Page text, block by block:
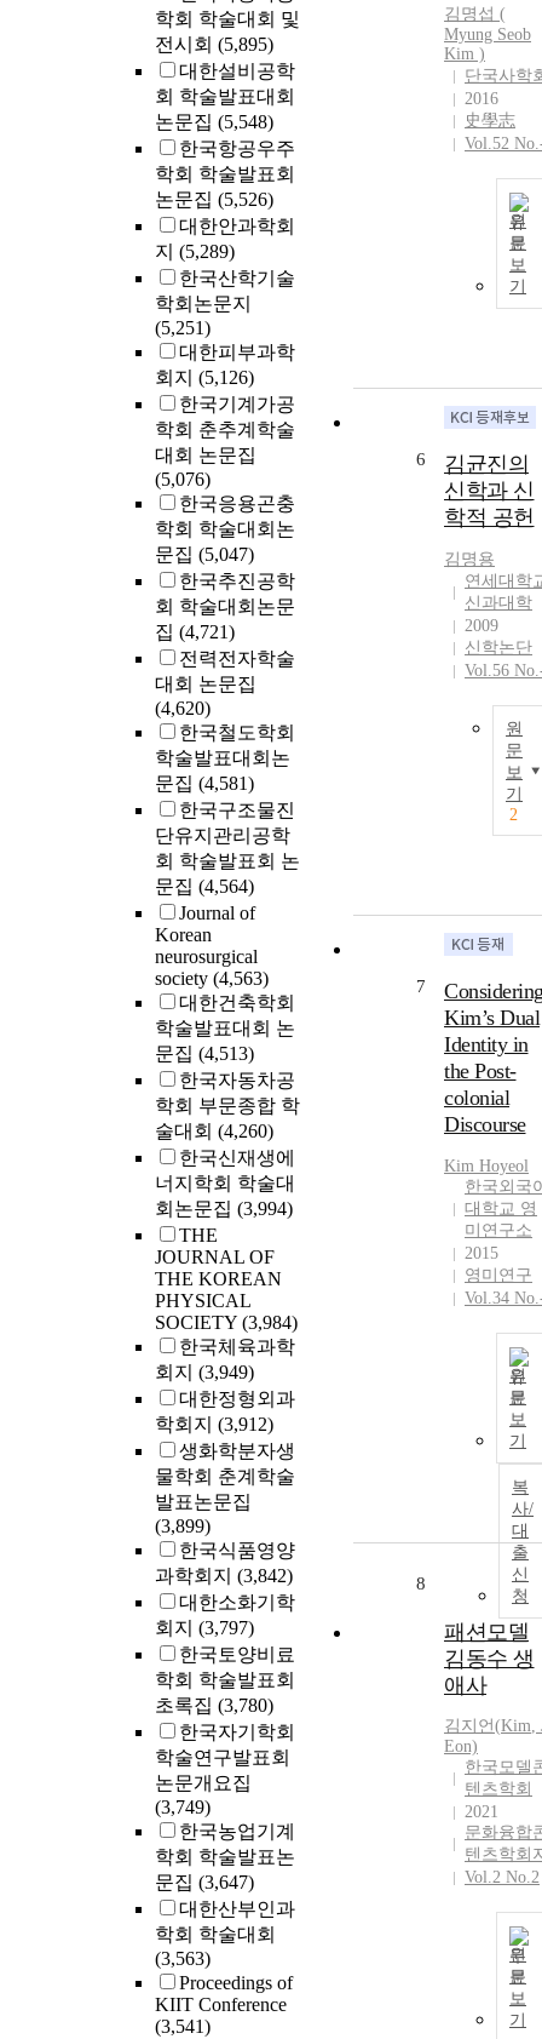
학회 학술대회 및
전시회 (5,895)
대한설비공학
회 학술발표대회
논문집 (5,548)
한국항공우주
학회 학술발표회
논문집 (5,526)
대한안과학회
지 (5,289)
한국산학기술
학회논문지
(5,251)
대한피부과학
회지 (5,126)
한국기계가공
학회 춘추계학술
대회 논문집
(5,076)
한국응용곤충
학회 학술대회논
문집 (5,047)
한국추진공학
회 학술대회논문
집 (4,721)
전력전자학술
대회 논문집
(4,620)
한국철도학회
학술발표대회논
문집 (4,581)
한국구조물진
단유지관리공학
회 학술발표회 논
문집 (4,564)
Journal of
Korean
neurosurgical
society (4,563)
대한건축학회
학술발표대회 논
문집 (4,513)
한국자동차공
학회 부문종합 학
술대회 (4,260)
한국신재생에
너지학회 학술대
회논문집 (3,994)
THE
JOURNAL OF
THE KOREAN
PHYSICAL
SOCIETY (3,984)
한국체육과학
회지 (3,949)
대한정형외과
학회지 (3,912)
생화학분자생
물학회 춘계학술
발표논문집
(3,899)
한국식품영양
과학회지 (3,842)
대한소화기학
회지 (3,797)
한국토양비료
학회 학술발표회
초록집 (3,780)
한국자기학회
학술연구발표회
논문개요집
(3,749)
한국농업기계
학회 학술발표논
문집 (3,647)
대한산부인과
학회 학술대회
(3,563)
Proceedings of
KIIT Conference
(3,541)
김명섭 (
Myung Seob
Kim )
단국사학
2016
史學志
Vol.52
원
문
보
기
6
김균진의
신학과 신
학적 공헌
김명용
연세대학
신과대학
2009
신학논단
Vol.56
원
문
보
기
2
7
Kim’s Dual
Identity in
the Post-
colonial
Discourse
Kim Hoyeol
한국외국
대학교 영
미연구소
2015
영미연구
Vol.34
원
문
보
기
복
사/
대
출
신
청
8
패션모델
김동수 생
애사
김지언(Kim,
Eon)
한국모델
텐츠학회
2021
문화융합
텐츠학회
Vol.2 No.2
원
문
보
기